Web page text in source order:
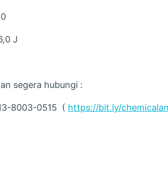
J
segera hubungi :
8003-0515 ( https://bit.ly/